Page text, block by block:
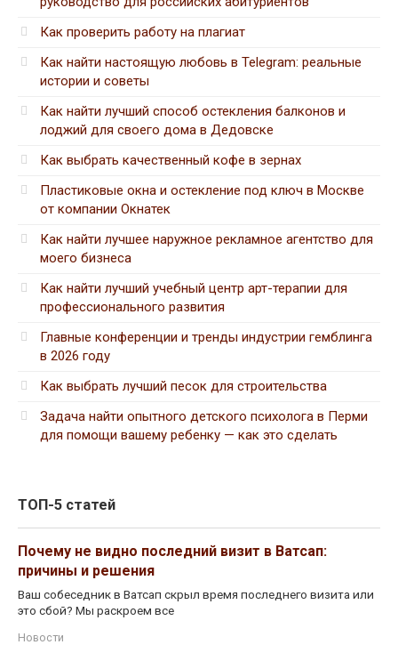
Как проверить работу на плагиат
Как найти настоящую любовь в Telegram: реальные
истории и советы
Как найти лучший способ остекления балконов и
лоджий для своего дома в Дедовске
Как выбрать качественный кофе в зернах
Пластиковые окна и остекление под ключ в Москве
от компании Окнатек
Как найти лучшее наружное рекламное агентство для
моего бизнеса
Как найти лучший учебный центр арт-терапии для
профессионального развития
Главные конференции и тренды индустрии гемблинга
в 2026 году
Как выбрать лучший песок для строительства
Задача найти опытного детского психолога в Перми
для помощи вашему ребенку — как это сделать
ТОП-5 статей
Почему не видно последний визит в Ватсап:
причины и решения
Ваш собеседник в Ватсап скрыл время последнего визита или
это сбой? Мы раскроем все
Новости